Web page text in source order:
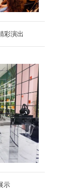
彩演出
示